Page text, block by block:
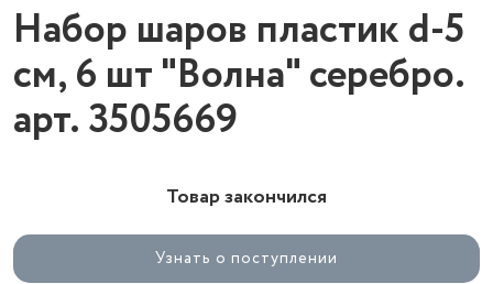
Набор шаров пластик d-5
см, 6 шт "Волна" серебро.
арт. 3505669
Товар закончился
Узнать о поступлении